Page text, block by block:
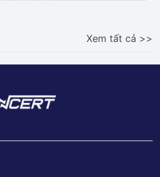
Xem tất cả >>